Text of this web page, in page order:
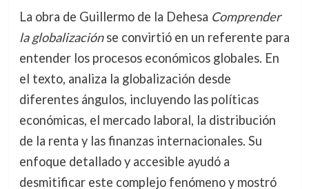
La obra de Guillermo de la Dehesa Comprender
la globalizaciónse convirtió en un referente para
entender los procesos económicos globales. En
el texto, analiza la globalización desde
diferentes ángulos, incluyendo las políticas
económicas, el mercado laboral, la distribución
de la renta y las finanzas internacionales. Su
enfoque detallado y accesible ayudó a
desmitificar este complejo fenómeno y mostró